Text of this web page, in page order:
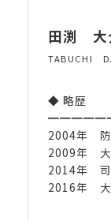
田渕 大
TABUCHI
◆ 略歴
2004年
2009年 大
2014年 司
2016年 大